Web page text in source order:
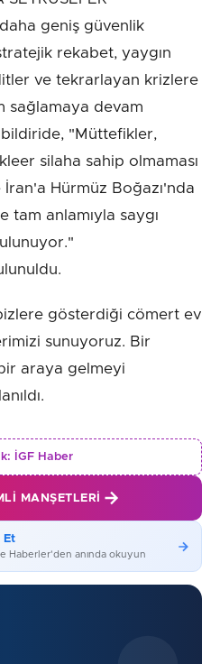
geniş güvenlik
rekabet, yaygın
ve tekrarlayan krizlere
sağlamaya devam
"Müttefikler,
silaha sahip olmaması
Hürmüz Boğazı'nda
tam anlamıyla saygı
gösterdiği cömert ev
sunuyoruz. Bir
araya gelmeyi
İGF Haber
MANŞETLERI
Et
Haberler'den anında okuyun